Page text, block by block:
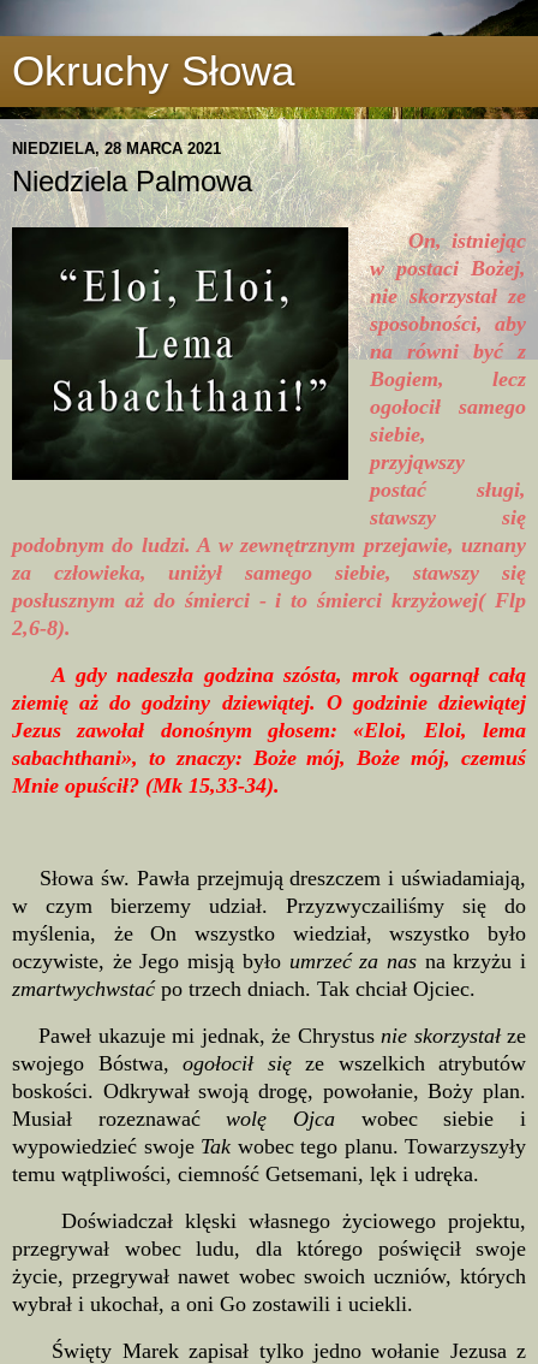
Okruchy Słowa
NIEDZIELA, 28 MARCA 2021
Niedziela Palmowa
On, istniejąc
w postaci Bożej,
nie skorzystał ze
sposobności, aby
na równi być z
Bogiem, lecz
ogołocił samego
siebie,
przyjąwszy
postać sługi,
stawszy się
podobnym do ludzi. A w zewnętrznym przejawie, uznany
za człowieka, uniżył samego siebie, stawszy się
posłusznym aż do śmierci - i to śmierci krzyżowej( Flp
2,6-8).
A gdy nadeszła godzina szósta, mrok ogarnął całą
ziemię aż do godziny dziewiątej. O godzinie dziewiątej
Jezus zawołał donośnym głosem: «Eloi, Eloi, lema
sabachthani», to znaczy: Boże mój, Boże mój, czemuś
Mnie opuścił? (Mk 15,33-34).
Słowa św. Pawła przejmują dreszczem i uświadamiają,
w czym bierzemy udział. Przyzwyczailiśmy się do
myślenia, że On wszystko wiedział, wszystko było
oczywiste, że Jego misją było umrzeć za nasna krzyżu i
zmartwychwstać po trzech dniach. Tak chciał Ojciec.
Paweł ukazuje mi jednak, że Chrystus nie skorzystał ze
swojego Bóstwa, ogołocił się ze wszelkich atrybutów
boskości. Odkrywał swoją drogę, powołanie, Boży plan.
Musiał rozeznawaćwolę Ojca wobec siebie i
wypowiedzieć swoje Tak wobec tego planu. Towarzyszyły
temu wątpliwości, ciemność Getsemani, lęk i udręka.
Doświadczał klęski własnego życiowego projektu,
przegrywał wobec ludu, dla którego poświęcił swoje
życie, przegrywał nawet wobec swoich uczniów, których
wybrał i ukochał, a oni Go zostawili i uciekli.
Święty Marek zapisał tylko jedno wołanie Jezusa z